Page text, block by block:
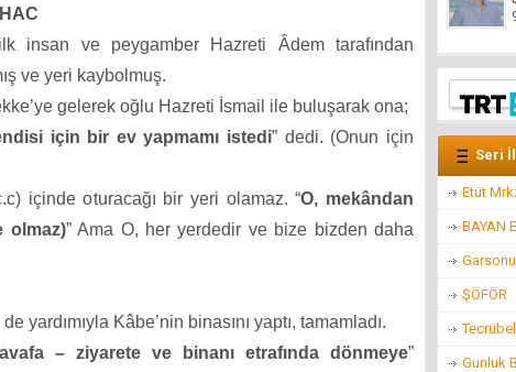
insan ve peygamber Hazreti Âdem tarafından
ve yeri kaybolmuş.
gelerek oğlu Hazreti İsmail ile buluşarak ona;
için bir ev yapmamı istedi” dedi. (Onun için
içinde oturacağı bir yeri olamaz. “O, mekândan
olmaz)” Ama O, her yerdedir ve bize bizden daha
yardımıyla Kâbe’nin binasını yaptı, tamamladı.
– ziyarete ve binanı etrafında dönmeye”
Seri
Etüt
BAYAN
ŞÖFÖR
Gunluk